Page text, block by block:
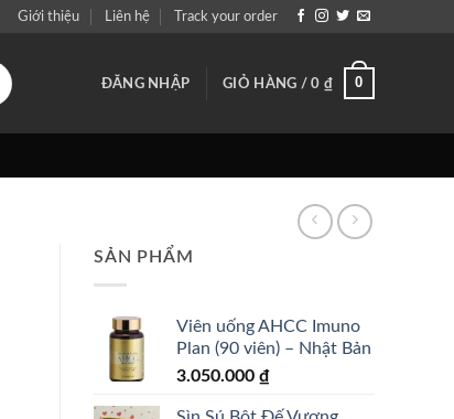
Giới thiệu Liên hệ Track your order
ĐĂNG NHẬP GIỎ HÀNG /0 ₫ 0
SẢN PHẨM
Viên uống AHCC Imuno
Plan (90 viên) – Nhật Bản
3.050.000 ₫